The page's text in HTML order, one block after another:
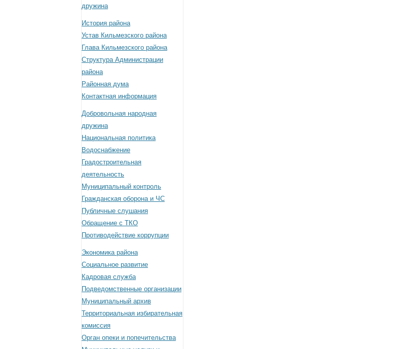
дружина
История района
Устав Кильмезского района
Глава Кильмезского района
Структура Администрации
района
Районная дума
Контактная информация
Добровольная народная
дружина
Национальная политика
Водоснабжение
Градостроительная
деятельность
Муниципальный контроль
Гражданская оборона и ЧС
Публичные слушания
Обращение с ТКО
Противодействие коррупции
Экономика района
Социальное развитие
Кадровая служба
Подведомственные организации
Муниципальный архив
Территориальная избирательная
комиссия
Орган опеки и попечительства